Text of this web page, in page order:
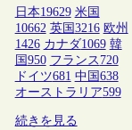
日本19629 米国
10662 英国 3216 欧州
1426 カナダ1069 韓
国 950 フランス 720
ドイツ681 中国 638
オーストラリア599
続きを見る